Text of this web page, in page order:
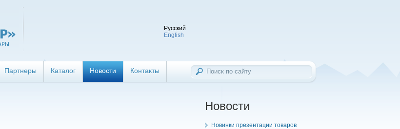
Русский
English
Партнеры Каталог Новости Контакты
Новости
Новинки презентации товаров